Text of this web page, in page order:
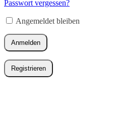
Passwort vergessen?
Angemeldet bleiben
Anmelden
Registrieren